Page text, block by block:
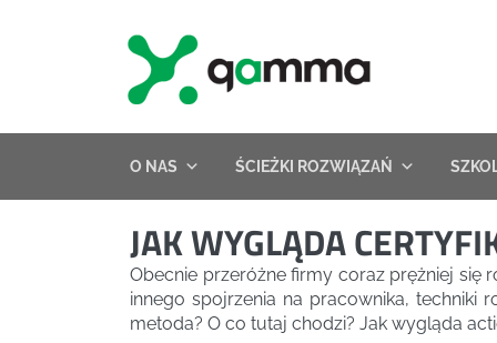
O NAS ŚCIEŻKI ROZWIĄZAŃ
JAK WYGLĄDA
Obecnie przeróżne firmy coraz prężniej się
innego spojrzenia na pracownika, techniki
metoda? O co tutaj chodzi? Jak wygląda